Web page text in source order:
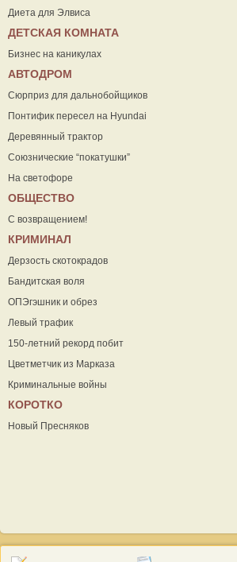
Диета для Элвиса
ДЕТСКАЯ КОМНАТА
Бизнес на каникулах
АВТОДРОМ
Сюрприз для дальнобойщиков
Понтифик пересел на Hyundai
Деревянный трактор
Союзнические “покатушки”
На светофоре
ОБЩЕСТВО
С возвращением!
КРИМИНАЛ
Дерзость скотокрадов
Бандитская воля
ОПЭгэшник и обрез
Левый трафик
150-летний рекорд побит
Цветметчик из Марказа
Криминальные войны
КОРОТКО
Новый Пресняков